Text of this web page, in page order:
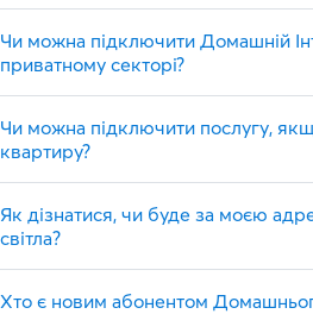
Чи можна підключити Домашній
приватному секторі?
Чи можна підключити послугу,
квартиру?
Як дізнатися, чи буде за моєю
світла?
Хто є новим абонентом